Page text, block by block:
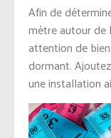
Afin de
mètre autour de
attention de
dormant.
une installation